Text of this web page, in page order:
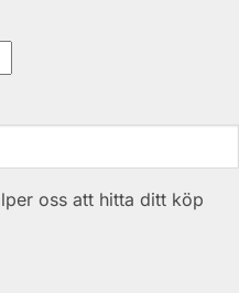
oss att hitta ditt köp